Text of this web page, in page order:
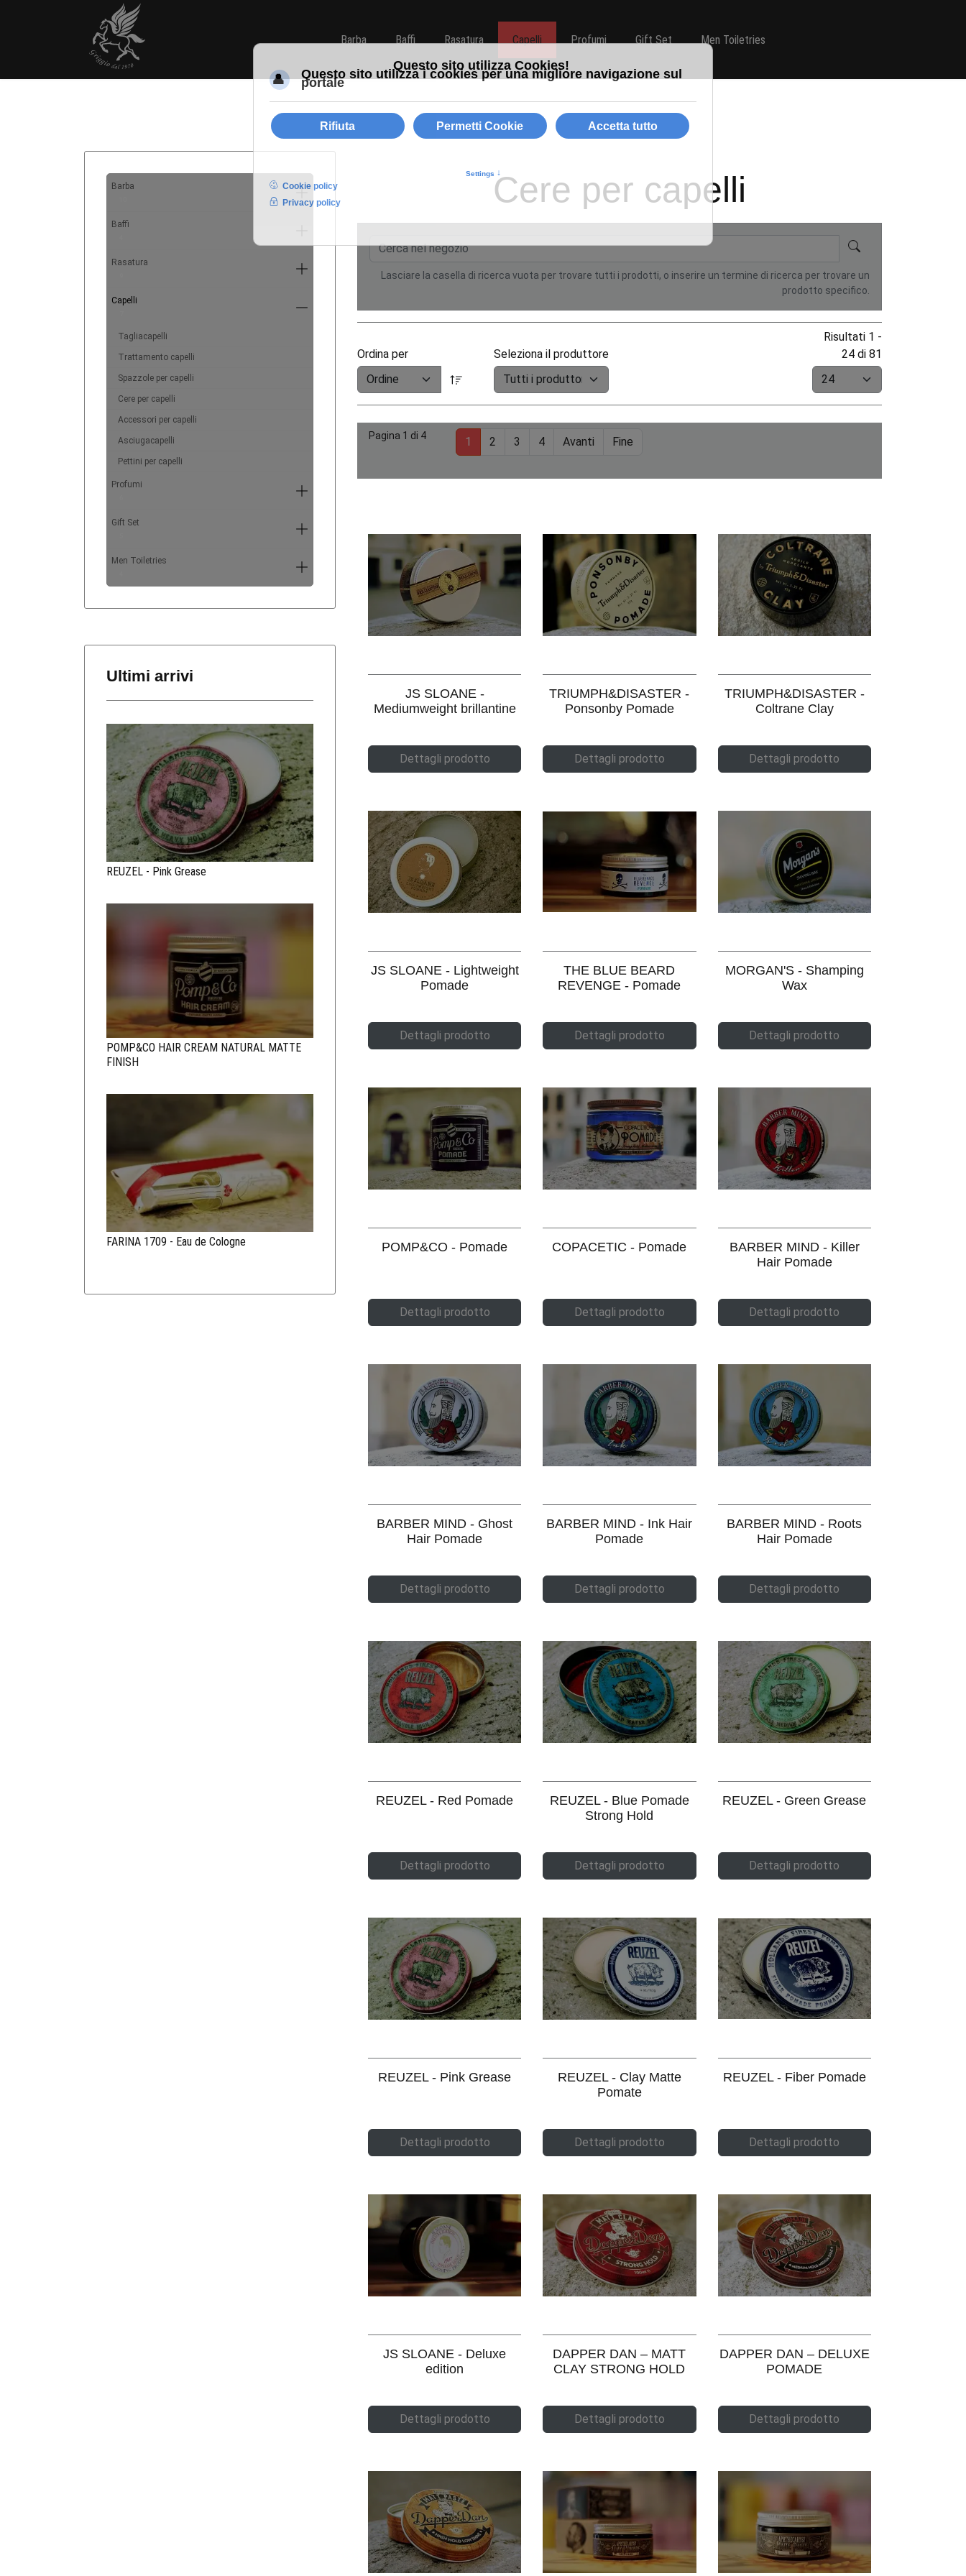
Barba Baffi Rasatura Capelli Profumi Gift Set Men Toiletries
Barba
Baffi
Rasatura
Capelli
Tagliacapelli
Trattamento capelli
Spazzole per capelli
Cere per capelli
Accessori per capelli
Asciugacapelli
Pettini per capelli
Profumi
Gift Set
Men Toiletries
Ultimi arrivi
REUZEL - Pink Grease
POMP&CO HAIR CREAM NATURAL MATTE
FINISH
FARINA 1709 - Eau de Cologne
Cere per capelli
Lasciare la casella di ricerca vuota per trovare tutti i prodotti, o inserire un termine di ricerca per trovare un
prodotto specifico.
Ordina per Seleziona il produttore
Risultati 1 -
24 di 81
Pagina 1 di 4 1 2 3 4 Avanti Fine
JS SLOANE -
Mediumweight brillantine
Dettagli prodotto
TRIUMPH&DISASTER -
Ponsonby Pomade
Dettagli prodotto
TRIUMPH&DISASTER -
Coltrane Clay
Dettagli prodotto
JS SLOANE - Lightweight
Pomade
Dettagli prodotto
THE BLUE BEARD
REVENGE - Pomade
Dettagli prodotto
MORGAN'S - Shamping
Wax
Dettagli prodotto
POMP&CO - Pomade
Dettagli prodotto
COPACETIC - Pomade
Dettagli prodotto
BARBER MIND - Killer
Hair Pomade
Dettagli prodotto
BARBER MIND - Ghost
Hair Pomade
Dettagli prodotto
BARBER MIND - Ink Hair
Pomade
Dettagli prodotto
BARBER MIND - Roots
Hair Pomade
Dettagli prodotto
REUZEL - Red Pomade
Dettagli prodotto
REUZEL - Blue Pomade
Strong Hold
Dettagli prodotto
REUZEL - Green Grease
Dettagli prodotto
REUZEL - Pink Grease
Dettagli prodotto
REUZEL - Clay Matte
Pomate
Dettagli prodotto
REUZEL - Fiber Pomade
Dettagli prodotto
JS SLOANE - Deluxe
edition
Dettagli prodotto
DAPPER DAN – MATT
CLAY STRONG HOLD
Dettagli prodotto
DAPPER DAN – DELUXE
POMADE
Dettagli prodotto